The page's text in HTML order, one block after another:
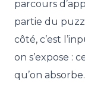
parcours
partie du
côté, c’est
on s’expose :
qu’on absorbe.